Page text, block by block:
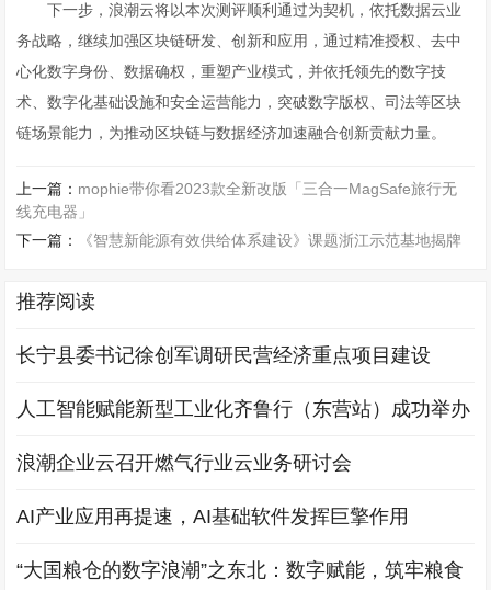
下一步，浪潮云将以本次测评顺利通过为契机，依托数据云业
务战略，继续加强区块链研发、创新和应用，通过精准授权、去中
心化数字身份、数据确权，重塑产业模式，并依托领先的数字技
术、数字化基础设施和安全运营能力，突破数字版权、司法等区块
链场景能力，为推动区块链与数据经济加速融合创新贡献力量。
上一篇： mophie带你看2023款全新改版「三合一MagSafe旅行无
线充电器」
下一篇：
《智慧新能源有效供给体系建设》课题浙江示范基地揭牌
推荐阅读
长宁县委书记徐创军调研民营经济重点项目建设
人工智能赋能新型工业化齐鲁行（东营站）成功举办
浪潮企业云召开燃气行业云业务研讨会
AI产业应用再提速，AI基础软件发挥巨擎作用
“大国粮仓的数字浪潮”之东北：数字赋能，筑牢粮食